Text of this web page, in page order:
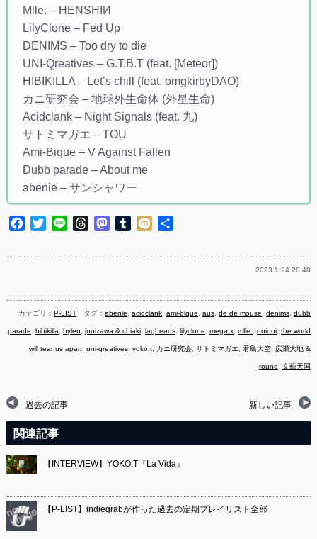
Mlle. – HENSHIИ
LilyClone – Fed Up
DENIMS – Too dry to die
UNI-Qreatives – G.T.B.T (feat. [Meteor])
HIBIKILLA – Let’s chill (feat. omgkirbyDAO)
カニ研究会 – 地球外生命体 (外星生命)
Acidclank – Night Signals (feat. 九)
サトミマガエ – TOU
Ami-Bique – V Against Fallen
Dubb parade – About me
abenie – サンシャワー
Facebook
TwitterLine ThreadsMastodon
Tumblr
Mixi
2023.1.24 20:48
カテゴリ：P-LIST タグ：abenie ,acidclank ,ami-bique ,aus ,de de mouse ,denims ,dubb
parade ,hibikilla ,hylen ,junizawa & chiaki ,lagheads ,lilyclone ,mega x ,mlle. ,ouioui ,the world
will tear us apart ,uni-qreatives ,yoko.t カニ研究会 ,サトミマガエ ,君島大空 広瀬大地 &
rouno ,文藝天国
過去の記事 新しい記事
関連記事
【INTERVIEW】YOKO.T『La Vida』
【P-LIST】indiegrabが作った過去の定期プレイリスト全部